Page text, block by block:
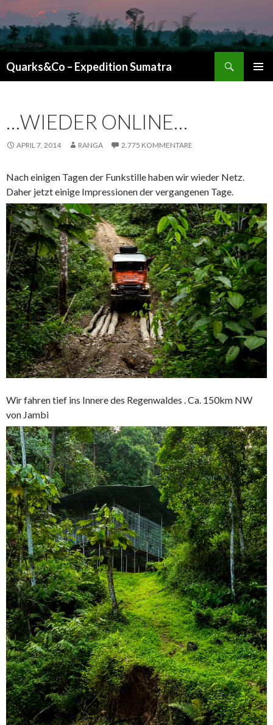
Quarks&Co – Expedition Sumatra
…WIEDER ONLINE…
APRIL 7, 2014 RANGA 2.775 KOMMENTARE
Nach einigen Tagen der Funkstille haben wir wieder Netz.
Daher jetzt einige Impressionen der vergangenen Tage.
Wir fahren tief ins Innere des Regenwaldes . Ca. 150km NW
von Jambi